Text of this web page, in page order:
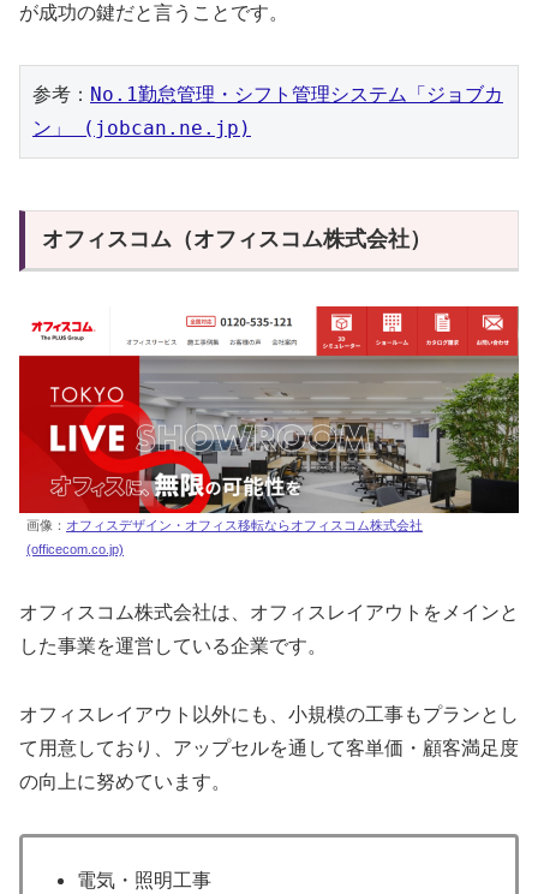
が成功の鍵だと言うことです。
参考： No.1勤怠管理・シフト管理システム「ジョブカ
ン」 (jobcan.ne.jp)
オフィスコム（オフィスコム株式会社）
画像： オフィスデザイン・オフィス移転ならオフィスコム株式会社
(officecom.co.jp)
オフィスコム株式会社は、オフィスレイアウトをメインと
した事業を運営している企業です。
オフィスレイアウト以外にも、小規模の工事もプランとし
て用意しており、アップセルを通して客単価・顧客満足度
の向上に努めています。
電気・照明工事